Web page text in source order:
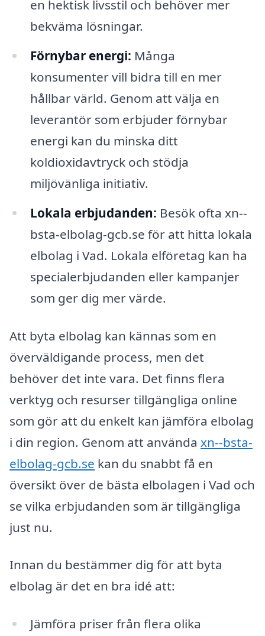
en hektisk livsstil och behöver mer
bekväma lösningar.
Förnybar energi: Många
konsumenter vill bidra till en mer
hållbar värld. Genom att välja en
leverantör som erbjuder förnybar
energi kan du minska ditt
koldioxidavtryck och stödja
miljövänliga initiativ.
Lokala erbjudanden: Besök ofta xn--
bsta-elbolag-gcb.se för att hitta lokala
elbolag i Vad. Lokala elföretag kan ha
specialerbjudanden eller kampanjer
som ger dig mer värde.
Att byta elbolag kan kännas som en
överväldigande process, men det
behöver det inte vara. Det finns flera
verktyg och resurser tillgängliga online
som gör att du enkelt kan jämföra elbolag
i din region. Genom att använda xn--bsta-
elbolag-gcb.se kan du snabbt få en
översikt över de bästa elbolagen i Vad och
se vilka erbjudanden som är tillgängliga
just nu.
Innan du bestämmer dig för att byta
elbolag är det en bra idé att:
Jämföra priser från flera olika